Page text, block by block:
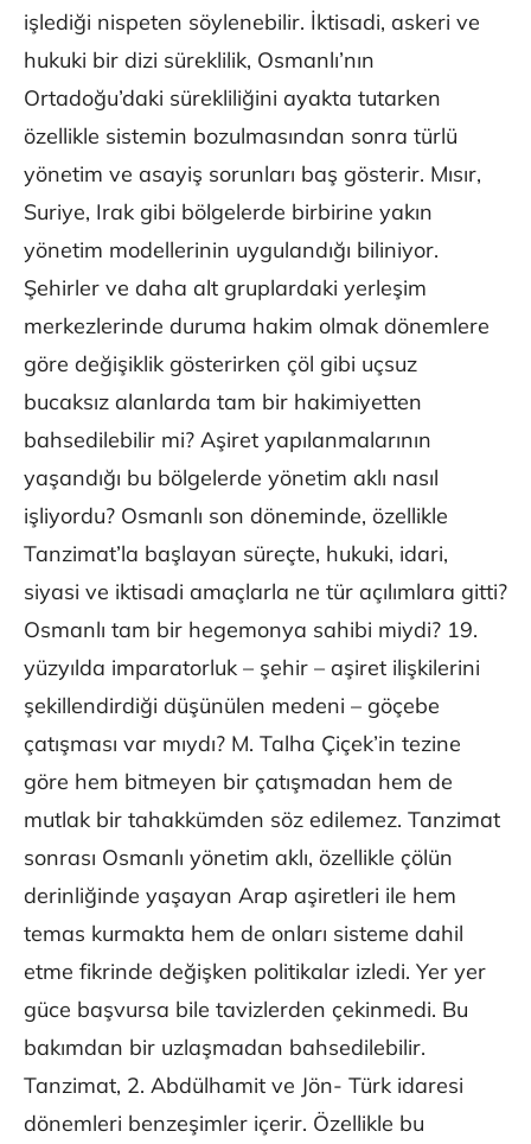
işlediği nispeten söylenebilir. İktisadi, askeri ve
hukuki bir dizi süreklilik, Osmanlı’nın
Ortadoğu’daki sürekliliğini ayakta tutarken
özellikle sistemin bozulmasından sonra türlü
yönetim ve asayiş sorunları baş gösterir. Mısır,
Suriye, Irak gibi bölgelerde birbirine yakın
yönetim modellerinin uygulandığı biliniyor.
Şehirler ve daha alt gruplardaki yerleşim
merkezlerinde duruma hakim olmak dönemlere
göre değişiklik gösterirken çöl gibi uçsuz
bucaksız alanlarda tam bir hakimiyetten
bahsedilebilir mi? Aşiret yapılanmalarının
yaşandığı bu bölgelerde yönetim aklı nasıl
işliyordu? Osmanlı son döneminde, özellikle
Tanzimat’la başlayan süreçte, hukuki, idari,
siyasi ve iktisadi amaçlarla ne tür açılımlara gitti?
Osmanlı tam bir hegemonya sahibi miydi? 19.
yüzyılda imparatorluk – şehir – aşiret ilişkilerini
şekillendirdiği düşünülen medeni – göçebe
çatışması var mıydı? M. Talha Çiçek’in tezine
göre hem bitmeyen bir çatışmadan hem de
mutlak bir tahakkümden söz edilemez. Tanzimat
sonrası Osmanlı yönetim aklı, özellikle çölün
derinliğinde yaşayan Arap aşiretleri ile hem
temas kurmakta hem de onları sisteme dahil
etme fikrinde değişken politikalar izledi. Yer yer
güce başvursa bile tavizlerden çekinmedi. Bu
bakımdan bir uzlaşmadan bahsedilebilir.
Tanzimat, 2. Abdülhamit ve Jön- Türk idaresi
dönemleri benzeşimler içerir. Özellikle bu